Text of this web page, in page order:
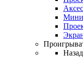
Мини
Назад